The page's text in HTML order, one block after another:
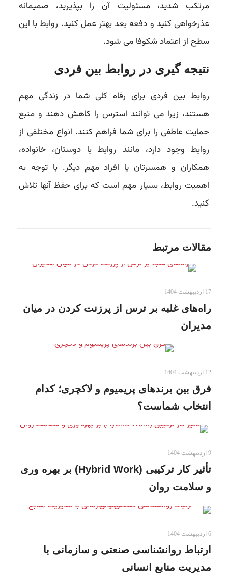
مرتکب شدید، مسئولیت آن را بپذیرید، صمیمانه
عذرخواهی کنید و دفعه بعد بهتر عمل کنید. روابط با این
سطح از اعتماد شکوفا می شود.
نتیجه گیری در روابط بین فردی
روابط بین فردی برای رفاه کلی شما در زندگی مهم
هستند، زیرا می توانند استرس را کاهش دهند و منبع
حمایت عاطفی را برای شما فراهم کنند. انواع مختلفی از
روابط وجود دارد، مانند روابط با دوستان، خانواده،
همکاران و همسرتان یا افراد مهم دیگر. با توجه به
اهمیت روابط، بسیار مهم است که برای حفظ آنها تلاش
کنید.
مقالات مرتبط
17 اردیبهشت 1404
راه‌های غلبه بر ترس از پرزنت کردن در میان
مدیران
12 اردیبهشت 1404
فرق بین برندهای پریمیوم و لاکچری؛ کدام
انتخاب شماست؟
9 اردیبهشت 1404
تأثیر کار ترکیبی (Hybrid Work) بر بهره وری
و سلامت روان
6 اردیبهشت 1404
ارتباط روانشناسی صنعتی و سازمانی با
مدیریت منابع انسانی